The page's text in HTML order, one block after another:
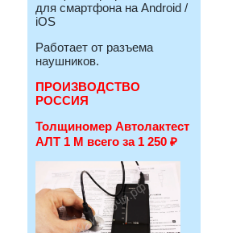
для смартфона на Android /
iOS
Работает от разъема
наушников.
ПРОИЗВОДСТВО
РОССИЯ
Толщиномер Автолактест
АЛТ 1 М всего за 1 250 ₽